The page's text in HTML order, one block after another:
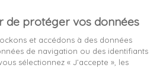
Services client
Livraison
de protéger vos données
et accédons à des données
de navigation ou des identifiants
sélectionnez « J’accepte », les